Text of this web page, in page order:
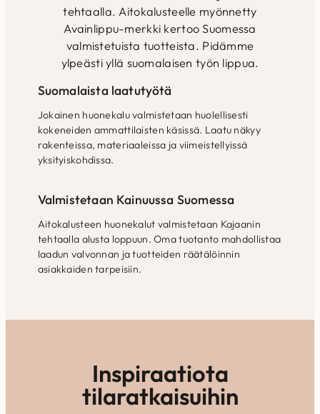
tehtaalla. Aitokalusteelle myönnetty
Avainlippu-merkki kertoo Suomessa
valmistetuista tuotteista. Pidämme
ylpeästi yllä suomalaisen työn lippua.
Suomalaista laatutyötä
Jokainen huonekalu valmistetaan huolellisesti
kokeneiden ammattilaisten käsissä. Laatu näkyy
rakenteissa, materiaaleissa ja viimeistellyissä
yksityiskohdissa.
Valmistetaan Kainuussa Suomessa
Aitokalusteen huonekalut valmistetaan Kajaanin
tehtaalla alusta loppuun. Oma tuotanto mahdollistaa
laadun valvonnan ja tuotteiden räätälöinnin
asiakkaiden tarpeisiin.
Inspiraatiota
tilaratkaisuihin